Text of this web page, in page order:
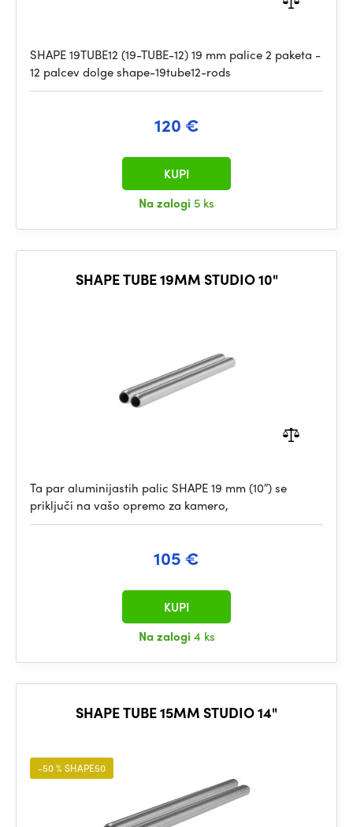
SHAPE 19TUBE12 (19-TUBE-12) 19 mm palice 2 paketa -
12 palcev dolge shape-19tube12-rods
120 €
Na zalogi 5 ks
KUPI
SHAPE TUBE 19MM STUDIO 10"
Ta par aluminijastih palic SHAPE 19 mm (10″) se
priključi na vašo opremo za kamero,
105 €
Na zalogi 4 ks
KUPI
SHAPE TUBE 15MM STUDIO 14"
-50 % SHAPE50